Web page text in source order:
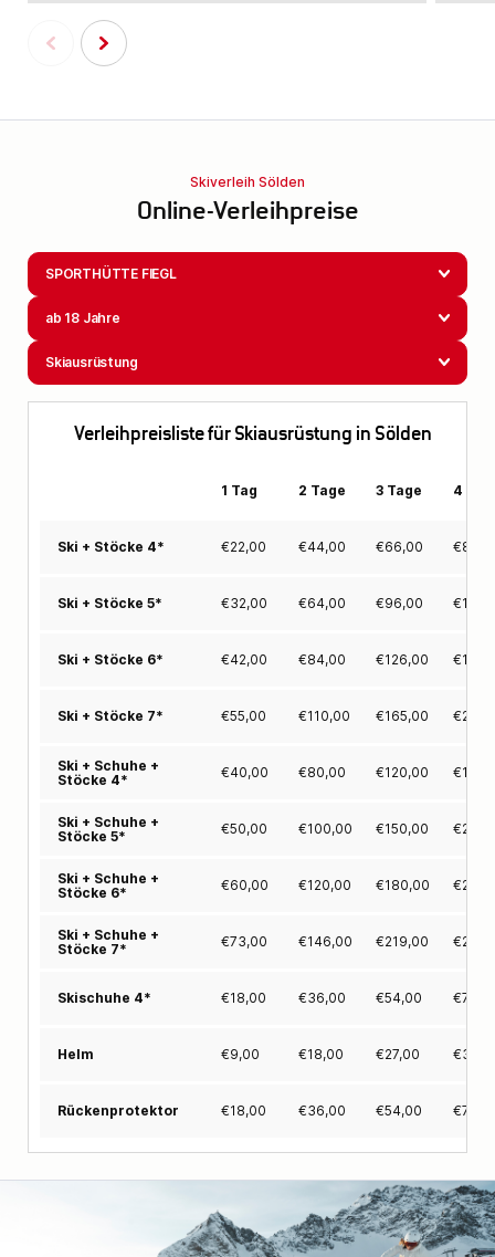
Skiverleih Sölden
Online-Verleihpreise
SPORTHÜTTE FIEGL
ab 18 Jahre
Skiausrüstung
Verleihpreisliste für Skiausrüstung in Sölden
1 Tag 2 Tage 3 Tage 4
Ski + Stöcke 4* €22,00 €44,00 €66,00 €
Ski + Stöcke 5* €32,00 €64,00 €96,00 €
Ski + Stöcke 6* €42,00 €84,00 €126,00 €
Ski + Stöcke 7* €55,00 €110,00 €165,00 €
Ski + Schuhe +
Stöcke 4*
€40,00 €80,00 €120,00 €
Ski + Schuhe +
Stöcke 5*
€50,00 €100,00 €150,00 €
Ski + Schuhe +
Stöcke 6*
€60,00 €120,00 €180,00 €
Ski + Schuhe +
Stöcke 7*
€73,00 €146,00 €219,00 €
Skischuhe 4* €18,00 €36,00 €54,00 €
Helm €9,00 €18,00 €27,00 €
Rückenprotektor €18,00 €36,00 €54,00 €